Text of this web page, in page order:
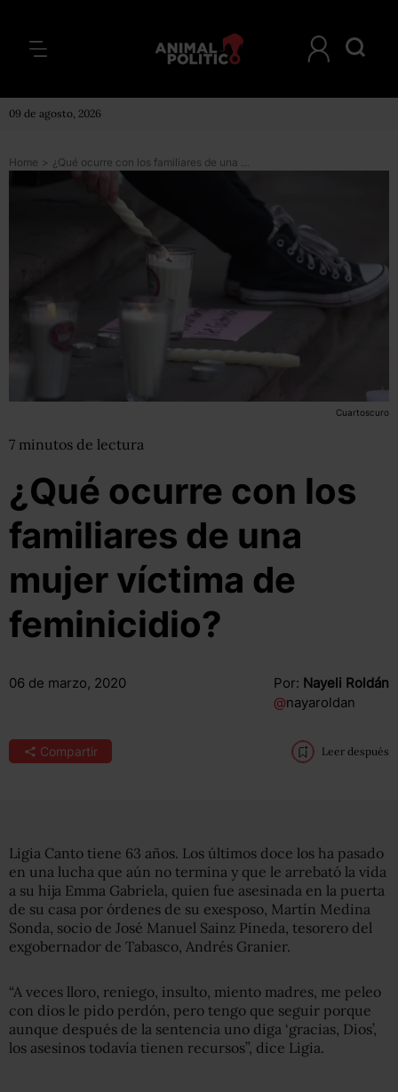
09 de agosto, 2026
Home > ¿Qué ocurre con los familiares de una mujer víctima de feminicidio?
Cuartoscuro
7 minutos de lectura
¿Qué ocurre con los
familiares de una
mujer víctima de
feminicidio?
06 de marzo, 2020 Por: Nayeli Roldán
@nayaroldan
Compartir Leer después
Ligia Canto tiene 63 años. Los últimos doce los ha pasado
en una lucha que aún no termina y que le arrebató la vida
a su hija Emma Gabriela, quien fue asesinada en la puerta
de su casa por órdenes de su exesposo, Martín Medina
Sonda, socio de José Manuel Sainz Pineda, tesorero del
exgobernador de Tabasco, Andrés Granier.
“A veces lloro, reniego, insulto, miento madres, me peleo
con dios le pido perdón, pero tengo que seguir porque
aunque después de la sentencia uno diga ‘gracias, Dios’,
los asesinos todavía tienen recursos”, dice Ligia.